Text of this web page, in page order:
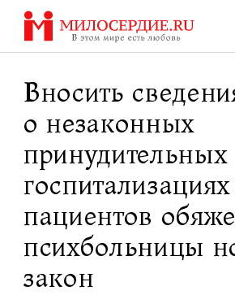
Перейти
содержанию
Вносить
о незаконных
принудительных
пациентов
психбольницы
закон